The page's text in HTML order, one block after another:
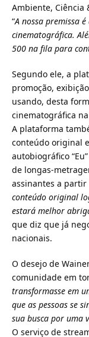
Ambiente, Ciência
“A nossa premissa
cinematográfica.
500 na fila para
Segundo ele, a
promoção,
usando, desta
cinematográfica
A plataforma
conteúdo original
autobiográfico
de longas-
assinantes a partir
conteúdo original
estará melhor
que diz que já
nacionais.
O desejo de
comunidade em
transformasse em
que as pessoas se
sua busca por uma
O serviço de